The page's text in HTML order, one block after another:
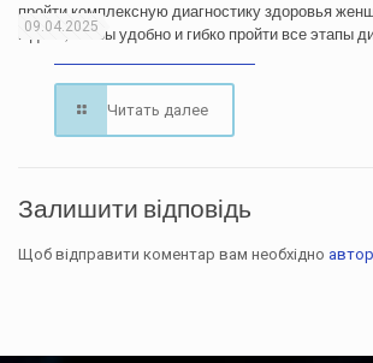
09.04.2025
пройти комплексную диагностику здоровья
и день, чтобы удобно и гибко пройти все этапы
Читать далее
Залишити відповідь
Щоб відправити коментар вам необхідно